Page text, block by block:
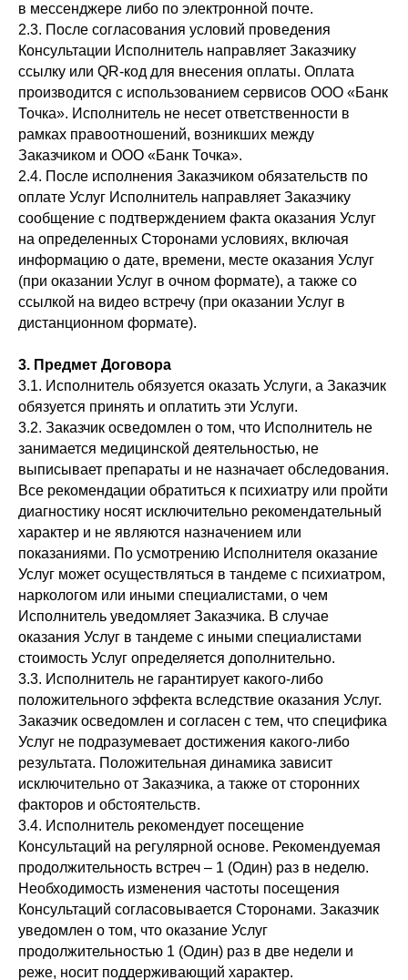
в мессенджере либо по электронной почте.
2.3. После согласования условий проведения
Консультации Исполнитель направляет Заказчику
ссылку или QR-код для внесения оплаты. Оплата
производится с использованием сервисов ООО «Банк
Точка». Исполнитель не несет ответственности в
рамках правоотношений, возникших между
Заказчиком и ООО «Банк Точка».
2.4. После исполнения Заказчиком обязательств по
оплате Услуг Исполнитель направляет Заказчику
сообщение с подтверждением факта оказания Услуг
на определенных Сторонами условиях, включая
информацию о дате, времени, месте оказания Услуг
(при оказании Услуг в очном формате), а также со
ссылкой на видео встречу (при оказании Услуг в
дистанционном формате).
3. Предмет Договора
3.1. Исполнитель обязуется оказать Услуги, а Заказчик
обязуется принять и оплатить эти Услуги.
3.2. Заказчик осведомлен о том, что Исполнитель не
занимается медицинской деятельностью, не
выписывает препараты и не назначает обследования.
Все рекомендации обратиться к психиатру или пройти
диагностику носят исключительно рекомендательный
характер и не являются назначением или
показаниями. По усмотрению Исполнителя оказание
Услуг может осуществляться в тандеме с психиатром,
наркологом или иными специалистами, о чем
Исполнитель уведомляет Заказчика. В случае
оказания Услуг в тандеме с иными специалистами
стоимость Услуг определяется дополнительно.
3.3. Исполнитель не гарантирует какого-либо
положительного эффекта вследствие оказания Услуг.
Заказчик осведомлен и согласен с тем, что специфика
Услуг не подразумевает достижения какого-либо
результата. Положительная динамика зависит
исключительно от Заказчика, а также от сторонних
факторов и обстоятельств.
3.4. Исполнитель рекомендует посещение
Консультаций на регулярной основе. Рекомендуемая
продолжительность встреч – 1 (Один) раз в неделю.
Необходимость изменения частоты посещения
Консультаций согласовывается Сторонами. Заказчик
уведомлен о том, что оказание Услуг
продолжительностью 1 (Один) раз в две недели и
реже, носит поддерживающий характер.